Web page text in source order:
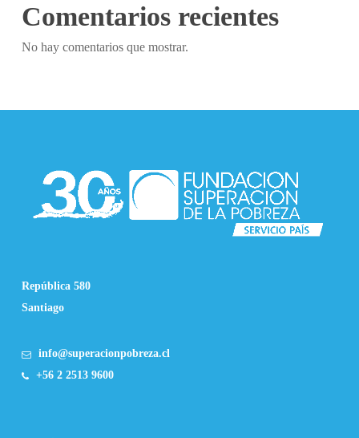
Comentarios recientes
No hay comentarios que mostrar.
República 580
Santiago
info@superacionpobreza.cl
+56 2 2513 9600